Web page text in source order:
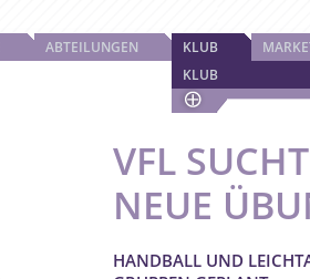
ABTEILUNGEN
KLUB
KLUB
VFL
NEUE
HANDBALL UND